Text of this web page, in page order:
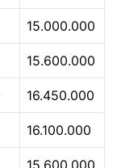
15.000.000
15.600.000
16.450.000
16.100.000
15.600.000